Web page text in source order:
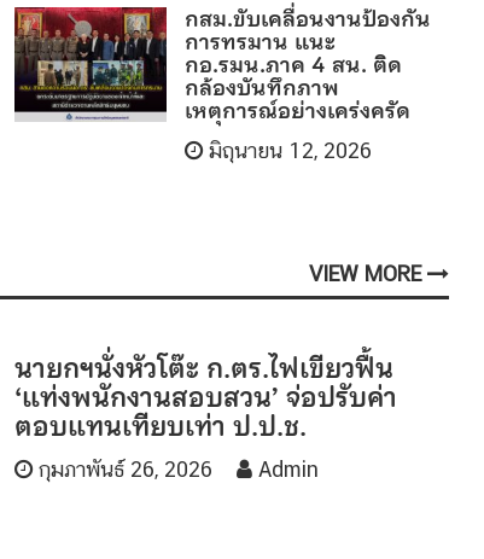
กสม.ขับเคลื่อนงานป้องกัน
การทรมาน แนะ
กอ.รมน.ภาค 4 สน. ติด
กล้องบันทึกภาพ
เหตุการณ์อย่างเคร่งครัด
มิถุนายน 12, 2026
VIEW MORE
นายกฯนั่งหัวโต๊ะ ก.ตร.ไฟเขียวฟื้น
‘แท่งพนักงานสอบสวน’ จ่อปรับค่า
ตอบแทนเทียบเท่า ป.ป.ช.
กุมภาพันธ์ 26, 2026 Admin